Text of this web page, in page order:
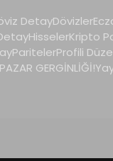
DetayDövizler
HisselerKripto
ParitelerProfili
GERGİNLİĞİ!